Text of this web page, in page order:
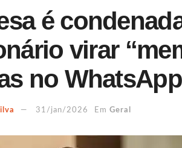
é
virar
no WhatsApp
31/jan/2026 Em Geral